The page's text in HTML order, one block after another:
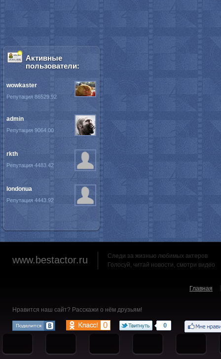
Активные
пользователи:
wowkaster
Репутация 86529.92
admin
Репутация 9064.00
rkth
Репутация 4483.42
londonua
Репутация 4443.92
www.bestactor.ru
Следи за жизнью любимых актеров
Голосуй, читай новости, смотри видео
Главная
Нравится наш сайт? Расскажи о нём друзьям!